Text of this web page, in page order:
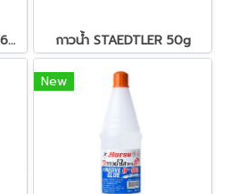
กาวน้ำ CHUNBE 500ML 6607GE กาวน้ำ STAEDTLER 50g
New